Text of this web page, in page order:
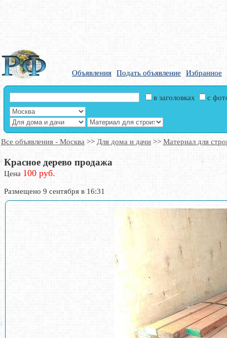
Объявления Подать объявление Избранное
в заголовках с
Все объявления - Москва >> Для дома и дачи >> Материал для
Красное дерево продажа
Цена 100 руб.
Размещено 9 сентября в 16:31